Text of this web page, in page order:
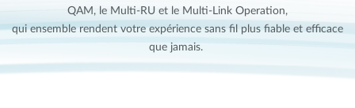
QAM, le Multi-RU et le Multi-Link Operation,
qui ensemble rendent votre expérience sans fil plus fiable et efficace
que jamais.